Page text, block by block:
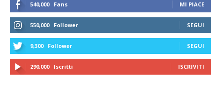
540,000 Fans MI PIACE
550,000 Follower SEGUI
9,300 Follower SEGUI
290,000 Iscritti ISCRIVITI